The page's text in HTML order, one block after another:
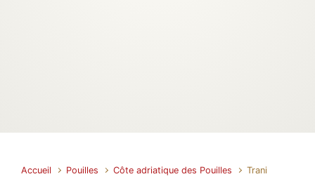
Accueil Pouilles Côte adriatique des Pouilles Trani